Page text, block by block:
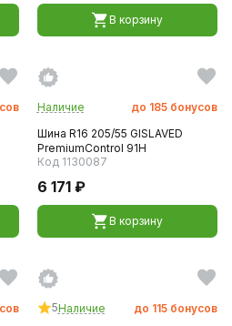
В корзину
Наличие до 185 бонусов
Шина R16 205/55 GISLAVED
PremiumControl 91H
Код 1130087
6 171 ₽
В корзину
5Наличие до 115 бонусов